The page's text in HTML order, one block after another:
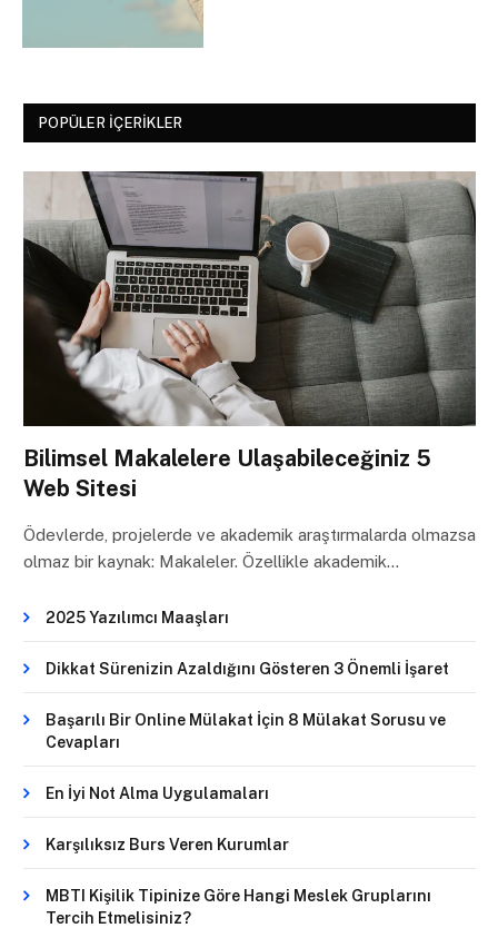
POPÜLER İÇERIKLER
Bilimsel Makalelere Ulaşabileceğiniz 5
Web Sitesi
Ödevlerde, projelerde ve akademik araştırmalarda olmazsa
olmaz bir kaynak: Makaleler. Özellikle akademik…
2025 Yazılımcı Maaşları
Dikkat Sürenizin Azaldığını Gösteren 3 Önemli İşaret
Başarılı Bir Online Mülakat İçin 8 Mülakat Sorusu ve
Cevapları
En İyi Not Alma Uygulamaları
Karşılıksız Burs Veren Kurumlar
MBTI Kişilik Tipinize Göre Hangi Meslek Gruplarını
Tercih Etmelisiniz?